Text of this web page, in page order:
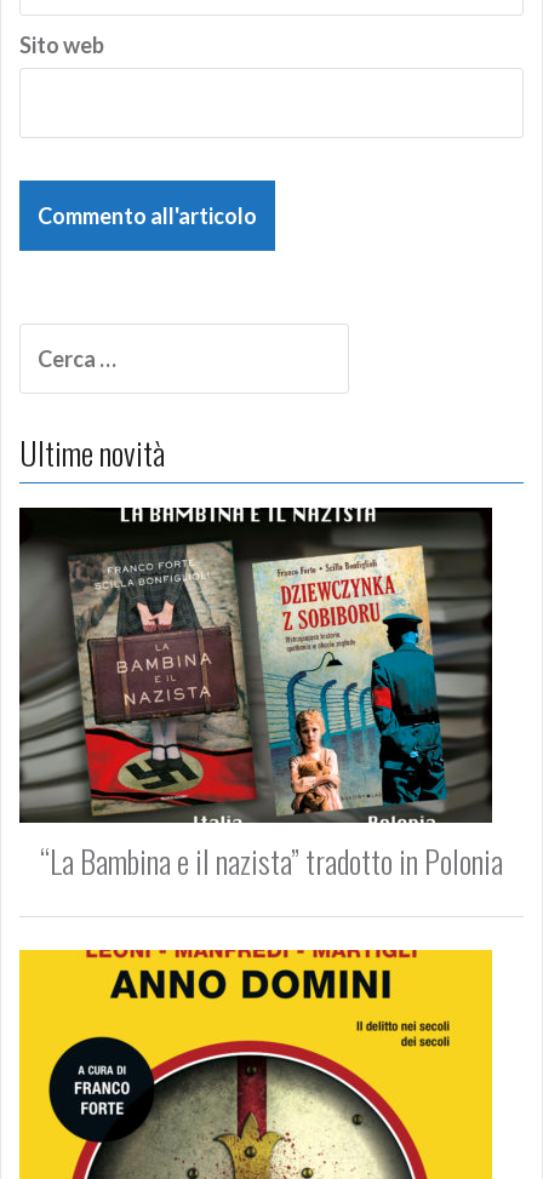
Sito web
e
r
c
a
:
Ultime novità
“La Bambina e il nazista” tradotto in Polonia